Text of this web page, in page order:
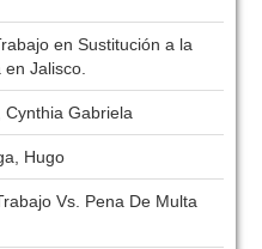
en Sustitución a la
Jalisco.
Cynthia Gabriela
Hugo
Vs. Pena De Multa